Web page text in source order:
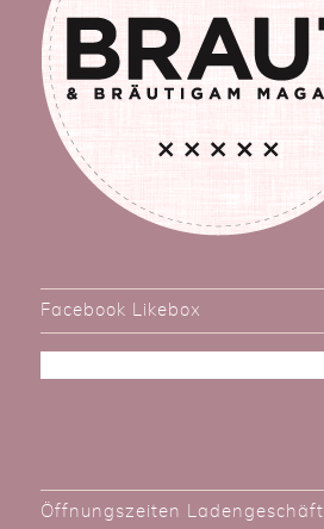
Facebook Likebox
Öffnungszeiten Ladengeschäft